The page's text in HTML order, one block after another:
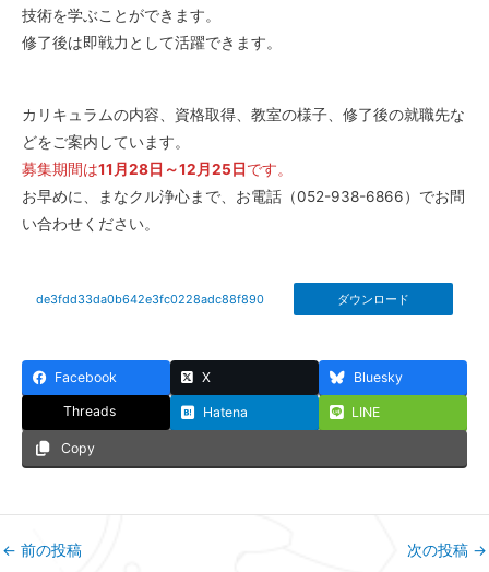
技術を学ぶことができます。
修了後は即戦力として活躍できます。
カリキュラムの内容、資格取得、教室の様子、修了後の就職先な
どをご案内しています。
募集期間は11月28日～12月25日です。
お早めに、まなクル浄心まで、お電話（052-938-6866）でお問
い合わせください。
de3fdd33da0b642e3fc0228adc88f890 ダウンロード
Facebook X Bluesky
Threads Hatena LINE
Copy
← 前の投稿 次の投稿 →